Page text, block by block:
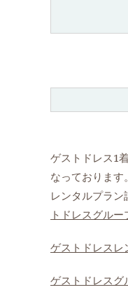
ゲストドレス1
なっております。
レンタルプラ
トドレスグルー
ゲストドレスレ
ゲストドレスグ